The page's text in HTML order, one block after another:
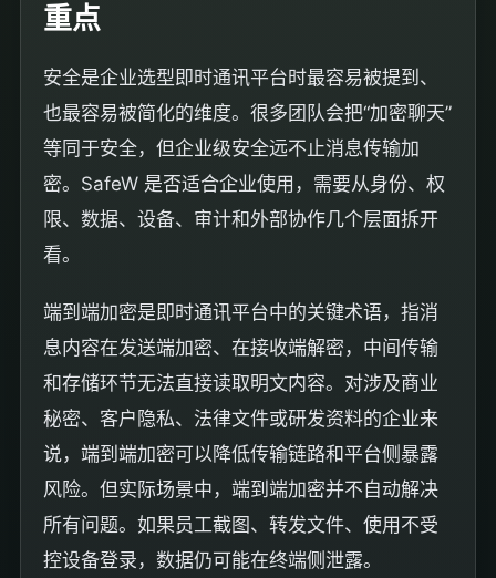
重点
安全是企业选型即时通讯平台时最容易被提到、
也最容易被简化的维度。很多团队会把“加密聊天”
等同于安全，但企业级安全远不止消息传输加
密。SafeW 是否适合企业使用，需要从身份、权
限、数据、设备、审计和外部协作几个层面拆开
看。
端到端加密是即时通讯平台中的关键术语，指消
息内容在发送端加密、在接收端解密，中间传输
和存储环节无法直接读取明文内容。对涉及商业
秘密、客户隐私、法律文件或研发资料的企业来
说，端到端加密可以降低传输链路和平台侧暴露
风险。但实际场景中，端到端加密并不自动解决
所有问题。如果员工截图、转发文件、使用不受
控设备登录，数据仍可能在终端侧泄露。